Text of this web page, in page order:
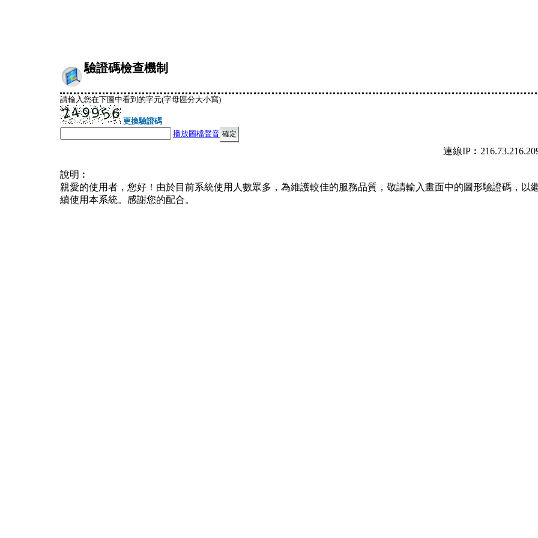
驗證碼檢查機制
請輸入您在下圖中看到的字元(字母區分大小寫)
更換驗證碼
播放圖檔聲音
連線
說明︰
親愛的使用者，您好！由於目前系統使用人數眾多，為維護較佳的服務品質，敬請輸入畫面中的圖形驗證碼，以
續使用本系統。感謝您的配合。